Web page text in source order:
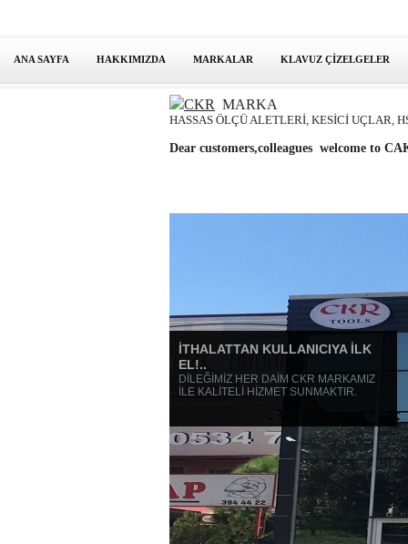
ANA SAYFA HAKKIMIZDA MARKALAR KLAVUZ ÇİZELGELER
CKR MARKA
HASSAS ÖLÇÜ ALETLERİ, KESİCİ UÇLAR,
Dear customers,colleagues welcome to
İTHALATTAN KULLANICIYA İLK
EL!..
DİLEĞİMİZ HER DAİM CKR MARKAMIZ
İLE KALİTELİ HİZMET SUNMAKTIR.